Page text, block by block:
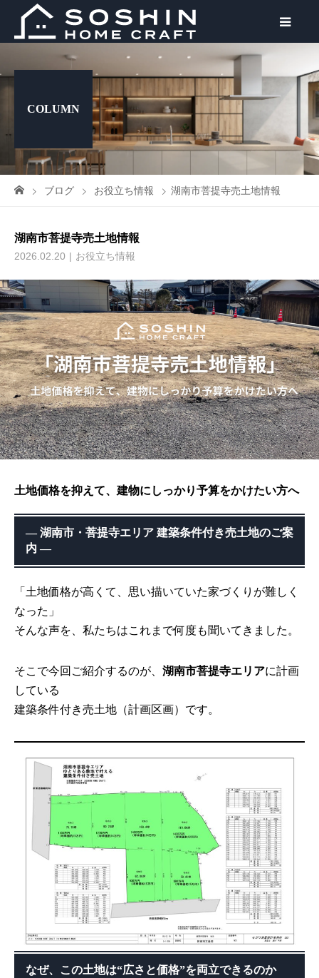
COLUMN
ブログ お役立ち情報 湖南市菩提寺売土地情報
湖南市菩提寺売土地情報
2026.02.20 お役立ち情報
土地価格を抑えて、建物にしっかり予算をかけたい方へ
― 湖南市・菩提寺エリア 建築条件付き売土地のご案
内 ―
「土地価格が高くて、思い描いていた家づくりが難しく
なった」
そんな声を、私たちはこれまで何度も聞いてきました。
そこで今回ご紹介するのが、 湖南市菩提寺エリアに計画
している
建築条件付き売土地（計画区画）です。
なぜ、この土地は“広さと価格”を両立できるのか